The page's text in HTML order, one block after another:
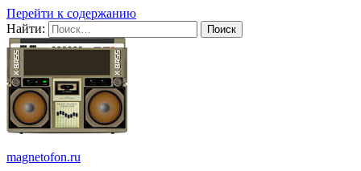
Перейти к содержанию
Найти:
magnetofon.ru